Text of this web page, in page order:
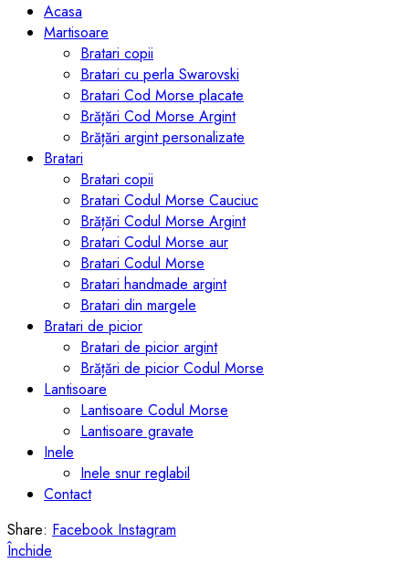
Acasa
Martisoare
Bratari copii
Bratari cu perla Swarovski
Bratari Cod Morse placate
Brățări Cod Morse Argint
Brățări argint personalizate
Bratari
Bratari copii
Bratari Codul Morse Cauciuc
Brățări Codul Morse Argint
Bratari Codul Morse aur
Bratari Codul Morse
Bratari handmade argint
Bratari din margele
Bratari de picior
Bratari de picior argint
Brățări de picior Codul Morse
Lantisoare
Lantisoare Codul Morse
Lantisoare gravate
Inele
Inele snur reglabil
Contact
Share: Facebook Instagram
Închide